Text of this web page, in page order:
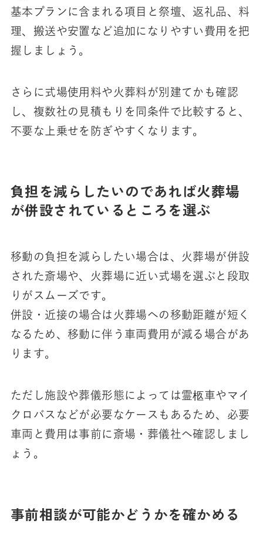
基本プランに含まれる項目と祭壇、返礼品、料
理、搬送や安置など追加になりやすい費用を把
握しましょう。
さらに式場使用料や火葬料が別建てかも確認
し、複数社の見積もりを同条件で比較すると、
不要な上乗せを防ぎやすくなります。
負担を減らしたいのであれば火葬場
が併設されているところを選ぶ
移動の負担を減らしたい場合は、火葬場が併設
された斎場や、火葬場に近い式場を選ぶと段取
りがスムーズです。
併設・近接の場合は火葬場への移動距離が短く
なるため、移動に伴う車両費用が減る場合があ
ります。
ただし施設や葬儀形態によっては霊柩車やマイ
クロバスなどが必要なケースもあるため、必要
車両と費用は事前に斎場・葬儀社へ確認しまし
ょう。
事前相談が可能かどうかを確かめる